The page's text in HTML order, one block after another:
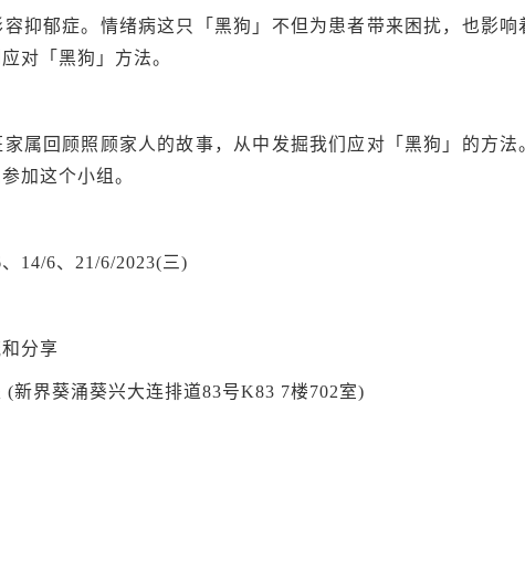
抑郁症。情绪病这只「黑狗」不但为患者带来困扰，也影响
对「黑狗」方法。
属回顾照顾家人的故事，从中发掘我们应对「黑狗」的方法
加这个小组。
14/6、21/6/2023(三)
分享
新界葵涌葵兴大连排道83号K83 7楼702室)